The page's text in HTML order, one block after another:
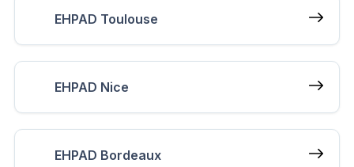
EHPAD Toulouse
EHPAD Nice
EHPAD Bordeaux